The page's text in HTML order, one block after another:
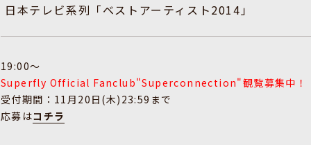
日本テレビ系列「ベストアーティスト2014」
19:00〜
Superfly Official Fanclub"Superconnection"観覧募集中！
受付期間：11月20日(木)23:59まで
応募はコチラ